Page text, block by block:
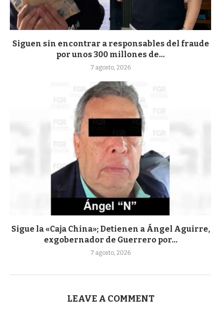
Siguen sin encontrar a responsables del fraude
por unos 300 millones de...
7 agosto, 2026
Sigue la «Caja China»; Detienen a Ángel Aguirre,
exgobernador de Guerrero por...
7 agosto, 2026
LEAVE A COMMENT